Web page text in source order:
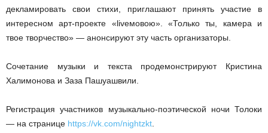
декламировать свои стихи, приглашают принять участие в
интересном арт-проекте «liveмовою». «Только ты, камера и
твое творчество» — анонсируют эту часть организаторы.
Сочетание музыки и текста продемонстрируют Кристина
Халимонова и Заза Пашуашвили.
Регистрация участников музыкально-поэтической ночи Толоки
— на странице https://vk.com/nightzkt